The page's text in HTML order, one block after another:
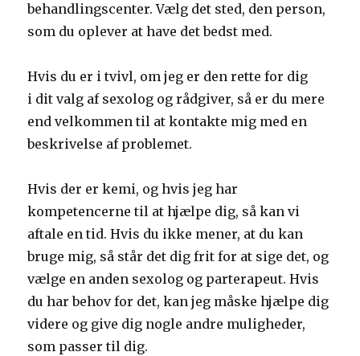
behandlingscenter. Vælg det sted, den person,
som du oplever at have det bedst med.
Hvis du er i tvivl, om jeg er den rette for dig
i dit valg af sexolog og rådgiver, så er du mere
end velkommen til at kontakte mig med en
beskrivelse af problemet.
Hvis der er kemi, og hvis jeg har
kompetencerne til at hjælpe dig, så kan vi
aftale en tid. Hvis du ikke mener, at du kan
bruge mig, så står det dig frit for at sige det, og
vælge en anden sexolog og parterapeut. Hvis
du har behov for det, kan jeg måske hjælpe dig
videre og give dig nogle andre muligheder,
som passer til dig.